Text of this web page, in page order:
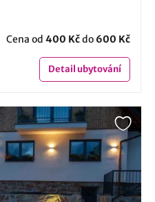
Cena od 400 Kčdo 600 Kč
Detailubytování